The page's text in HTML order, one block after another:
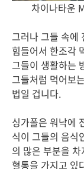
차이나타운
그러나 그들 속에
힘들어서 한조각
그들이 생활하는
그들처럼 먹어보
법일 겁니다.
싱가폴은 워낙에
식이 그들의 음식
의 많은 부분을
혈통을 가지고 있